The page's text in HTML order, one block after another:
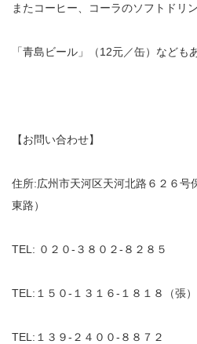
またコーヒー、コーラのソフトドリ
「青島ビール」（12元／缶）なども
【お問い合わせ】
住所:広州市天河区天河北路６２６号
東路）
TEL: ０２０‐３８０２‐８２８５
TEL:１５０‐１３１６‐１８１８（張）
TEL:１３９‐２４００‐８８７２